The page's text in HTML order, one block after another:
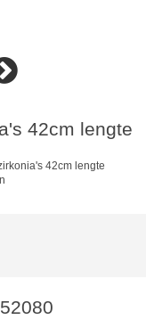
42cm lengte